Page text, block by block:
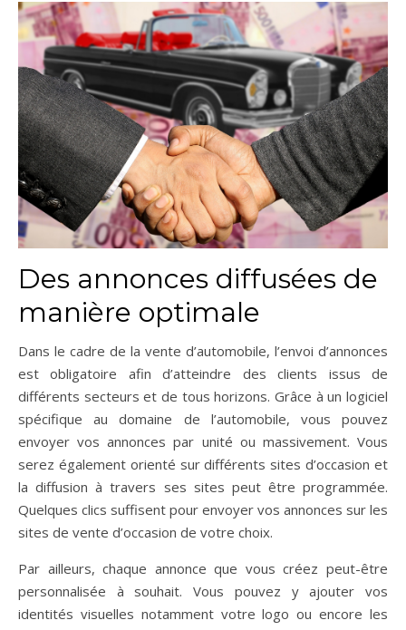
Des annonces diffusées de
manière optimale
Dans le cadre de la vente d’automobile, l’envoi d’annonces
est obligatoire afin d’atteindre des clients issus de
différents secteurs et de tous horizons. Grâce à un logiciel
spécifique au domaine de l’automobile, vous pouvez
envoyer vos annonces par unité ou massivement. Vous
serez également orienté sur différents sites d’occasion et
la diffusion à travers ses sites peut être programmée.
Quelques clics suffisent pour envoyer vos annonces sur les
sites de vente d’occasion de votre choix.
Par ailleurs, chaque annonce que vous créez peut-être
personnalisée à souhait. Vous pouvez y ajouter vos
identités visuelles notamment votre logo ou encore les